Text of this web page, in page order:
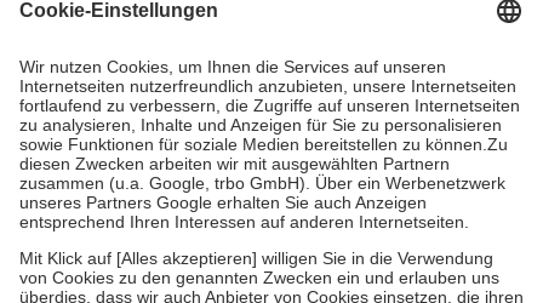
Kosten dafür, der Versicherte trägt einen Teil davon als Zuzahlung
Grundsätzlich leisten Mitglieder Zuzahlungen in Höhe von zehn
Prozent des Abgabepreises,mindestensjedochfünf Euround
höchstens zehn Euro.Es sind jedoch nie mehr als die tatsächlichen
Kosten der Leistung zu entrichten.
Diese Regeln gelten grundsätzlich auch für Online-Apotheken.
Bei Heilmitteln und häuslicher Krankenpflege beträgt die
Zuzahlung zehn Prozent der Kosten sowie zehn Euro je
Um das Engagement der Versicherten für ihre eigene Gesundheit zu
stärken und die besondere Stellung der Familie zu unterstützen,